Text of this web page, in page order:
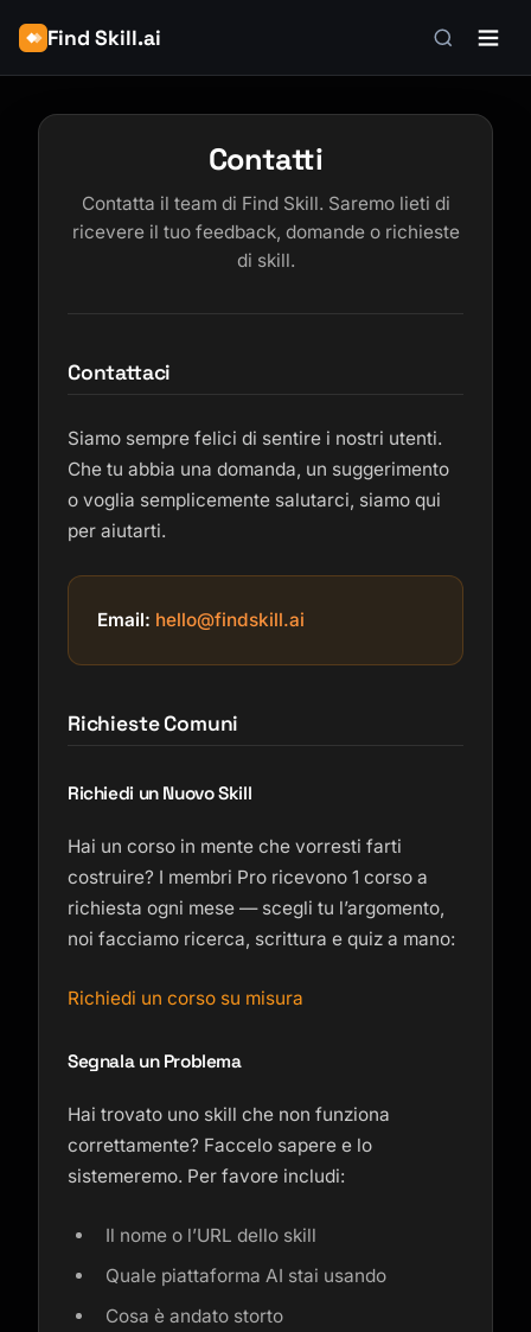
Find Skill.ai
Contatti
Contatta il team di Find Skill. Saremo lieti di
ricevere il tuo feedback, domande o richieste
di skill.
Contattaci
Siamo sempre felici di sentire i nostri utenti.
Che tu abbia una domanda, un suggerimento
o voglia semplicemente salutarci, siamo qui
per aiutarti.
Email: hello@findskill.ai
Richieste Comuni
Richiedi un Nuovo Skill
Hai un corso in mente che vorresti farti
costruire? I membri Pro ricevono 1 corso a
richiesta ogni mese — scegli tu l’argomento,
noi facciamo ricerca, scrittura e quiz a mano:
Richiedi un corso su misura
Segnala un Problema
Hai trovato uno skill che non funziona
correttamente? Faccelo sapere e lo
sistemeremo. Per favore includi:
Il nome o l’URL dello skill
Quale piattaforma AI stai usando
Cosa è andato storto
Ricerca corsi · qui per aiutarti